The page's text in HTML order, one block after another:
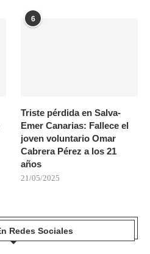
6
Triste pérdida en Salva-
Emer Canarias: Fallece el
joven voluntario Omar
Cabrera Pérez a los 21
años
21/05/2025
Redes Sociales